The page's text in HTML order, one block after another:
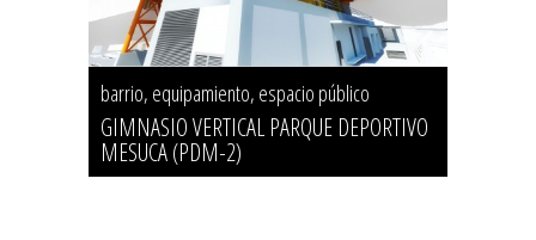
barrio, equipamiento, espacio público
GIMNASIO VERTICAL PARQUE DEPORTIVO
MESUCA (PDM-2)